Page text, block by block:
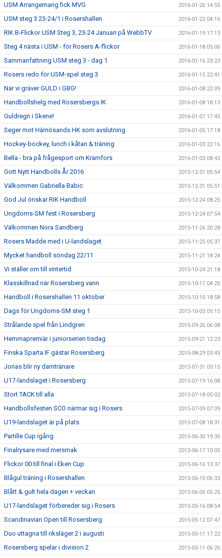
USM Arrangemang fick MVG 2016-01-26 14:55
USM steg 3 23-24/1 i Rosershallen 2016-01-22 04:16
RIK B-Flickor USM Steg 3, 23-24 Januari på WebbTV 2016-01-19 17:13
Steg 4 nästa i USM - för Rosers A-flickor 2016-01-18 05:06
Sammanfattning USM steg 3 - dag 1 2016-01-16 23:23
Rosers redo för USM-spel steg 3 2016-01-15 22:41
När vi gräver GULD i GBG! 2016-01-08 22:09
Handbollshelg med Rosersbergs IK 2016-01-08 18:13
Guldregn i Skene! 2016-01-07 17:45
Seger mot Härnösands HK som avslutning 2016-01-05 17:18
Hockey-bockey, lunch i kåtan & träning 2016-01-03 22:16
Bella - bra på frågesport om Kramfors 2016-01-03 08:42
Gott Nytt Handbolls År 2016 2015-12-31 05:54
Välkommen Gabriella Babic 2015-12-31 05:51
God Jul önskar RIK Handboll 2015-12-24 08:25
Ungdoms-SM fest i Rosersberg 2015-12-24 07:54
Välkommen Nora Sandberg 2015-11-26 20:28
Rosers Madde med i U-landslaget 2015-11-25 05:37
Mycket handboll söndag 22/11 2015-11-21 18:24
Vi ställer om till vintertid 2015-10-24 21:18
Klasskillnad när Rosersberg vann 2015-10-17 04:20
Handboll i Rosershallen 11 oktober 2015-10-10 18:58
Dags för Ungdoms-SM steg 1 2015-10-03 05:15
Strålande spel från Lindgren 2015-09-26 06:08
Hemmapremiär i juniorserien tisdag 2015-09-21 12:23
Finska Sparta IF gästar Rosersberg 2015-08-29 03:45
Jonas blir ny damtränare 2015-07-31 03:15
U17-landslaget i Rosersberg 2015-07-19 16:08
Stort TACK till alla 2015-07-18 05:02
Handbollsfesten SCO närmar sig i Rosers 2015-07-09 07:09
U19-landslaget är på plats 2015-07-08 18:31
Partille Cup igång 2015-06-30 19:35
Finalrysare med mersmak 2015-06-17 10:05
Flickor 00 till final i Eken Cup 2015-06-16 13:37
Blågul träning i Rosershallen 2015-06-10 06:33
Blått & gult hela dagen + veckan 2015-06-06 05:25
U17-landslaget förbereder sig i Rosers 2015-05-16 08:54
Scandinavian Open till Rosersberg 2015-05-12 07:47
Duo uttagna till riksläger 2 i augusti 2015-05-11 17:22
Rosersberg spelar i division 2 2015-05-11 06:20